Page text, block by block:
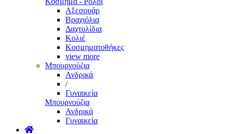
Αξεσουάρ
Βραχιόλια
Δαχτυλίδια
Κολιέ
Κοσμηματοθήκες
view more
Μπουρνούζια
Ανδρικά
/
Γυναικεία
Μπουρνούζια
Ανδρικά
Γυναικεία